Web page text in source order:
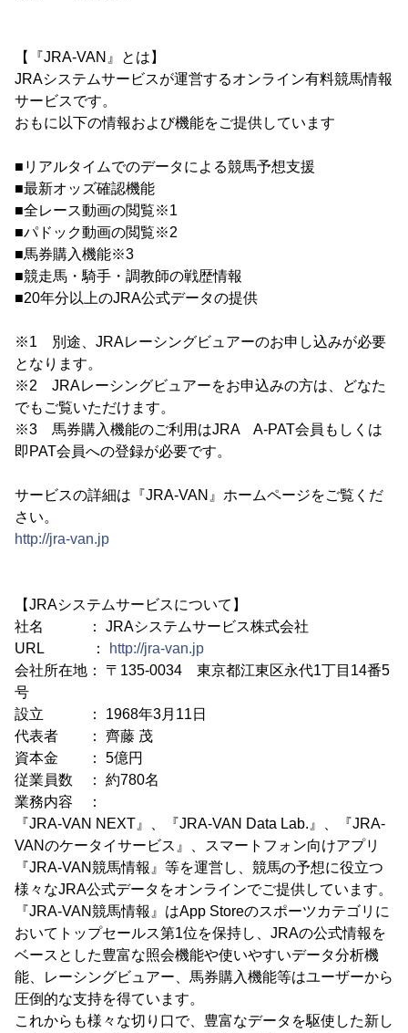
【『JRA-VAN』とは】
JRAシステムサービスが運営するオンライン有料競馬情報
サービスです。
おもに以下の情報および機能をご提供しています
■リアルタイムでのデータによる競馬予想支援
■最新オッズ確認機能
■全レース動画の閲覧※1
■パドック動画の閲覧※2
■馬券購入機能※3
■競走馬・騎手・調教師の戦歴情報
■20年分以上のJRA公式データの提供
※1 別途、JRAレーシングビュアーのお申し込みが必要
となります。
※2 JRAレーシングビュアーをお申込みの方は、どなた
でもご覧いただけます。
※3 馬券購入機能のご利用はJRA A-PAT会員もしくは
即PAT会員への登録が必要です。
サービスの詳細は『JRA-VAN』ホームページをご覧くだ
さい。
http://jra-van.jp
【JRAシステムサービスについて】
社名 ： JRAシステムサービス株式会社
URL ：
http://jra-van.jp
会社所在地： 〒135-0034 東京都江東区永代1丁目14番5
号
設立 ： 1968年3月11日
代表者 ： 齊藤 茂
資本金 ： 5億円
従業員数 ： 約780名
業務内容 ：
『JRA-VAN NEXT』、『JRA-VAN Data Lab.』、『JRA-
VANのケータイサービス』、スマートフォン向けアプリ
『JRA-VAN競馬情報』等を運営し、競馬の予想に役立つ
様々なJRA公式データをオンラインでご提供しています。
『JRA-VAN競馬情報』はApp Storeのスポーツカテゴリに
おいてトップセールス第1位を保持し、JRAの公式情報を
ベースとした豊富な照会機能や使いやすいデータ分析機
能、レーシングビュアー、馬券購入機能等はユーザーから
圧倒的な支持を得ています。
これからも様々な切り口で、豊富なデータを駆使した新し